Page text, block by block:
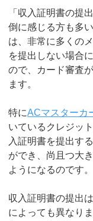
「収入証明書の提
倒に感じる方も多
は、非常に多くの
を提出しない場合
ので、カード審査
ます。
特にACマスターカ
いているクレジッ
入証明書を提出す
ができ、尚且つ大
ようになるのです。
収入証明書の提出
によっても異なり